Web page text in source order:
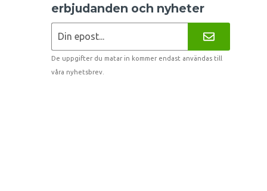
erbjudanden och nyheter
De uppgifter du matar in kommer endast användas till
våra nyhetsbrev.